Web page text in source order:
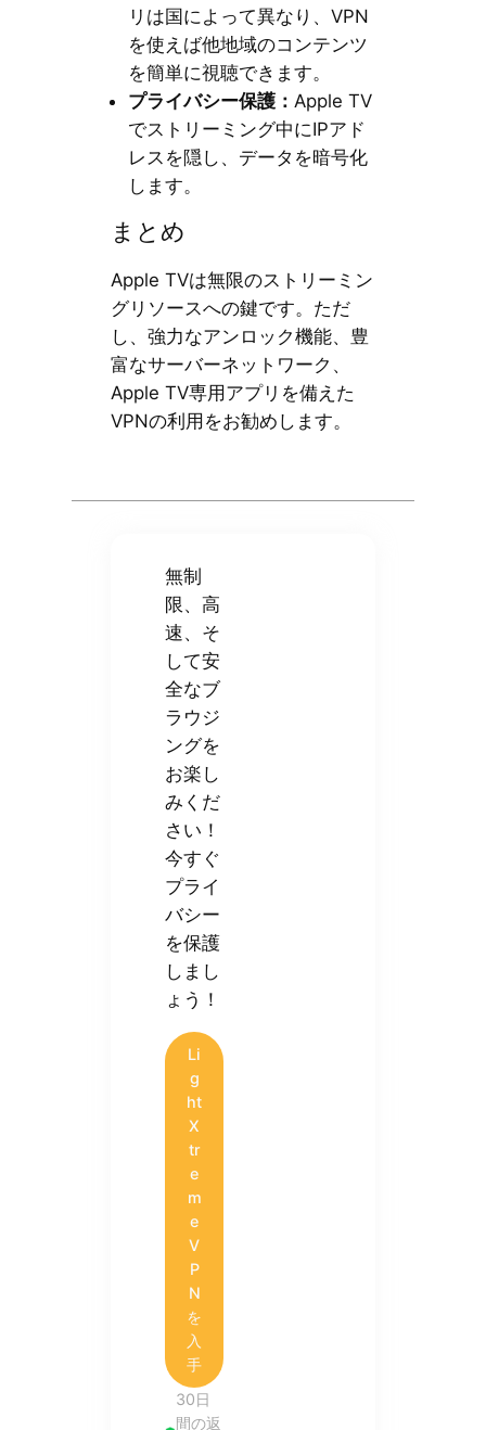
リは国によって異なり、VPN
を使えば他地域のコンテンツ
を簡単に視聴できます。
プライバシー保護： Apple TV
でストリーミング中にIPアド
レスを隠し、データを暗号化
します。
まとめ
Apple TVは無限のストリーミン
グリソースへの鍵です。ただ
し、強力なアンロック機能、豊
富なサーバーネットワーク、
Apple TV専用アプリを備えた
VPNの利用をお勧めします。
無制
限、高
速、そ
して安
全なブ
ラウジ
ングを
お楽し
みくだ
さい！
今すぐ
プライ
バシー
を保護
しまし
ょう！
Li
g
ht
X
tr
e
m
e
V
P
N
を
入
手
30日
間の返